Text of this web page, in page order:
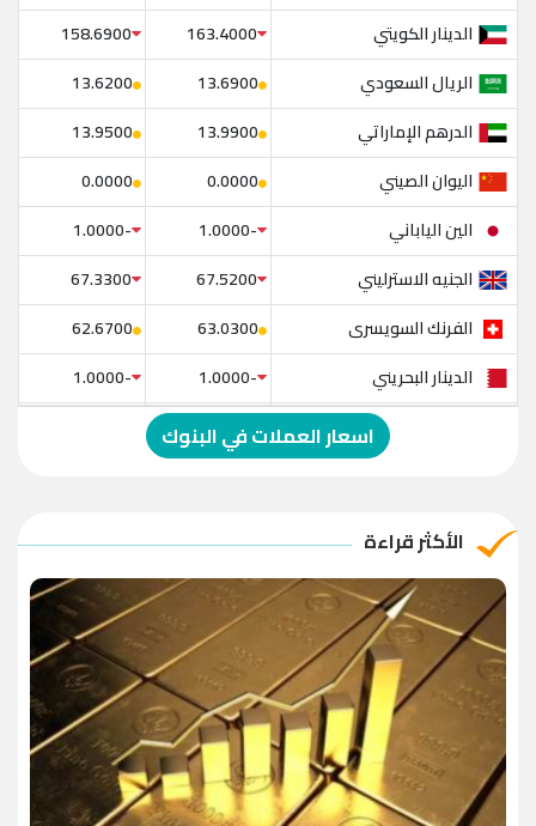
الدينار الكويتي 163.4000
158.6900
الريال السعودي
13.6900
13.6200
الدرهم الإماراتي
13.9900
13.9500
اليوان الصيني
0.0000
0.0000
الين الياباني
-1.0000
-1.0000
الجنيه الاسترليني
67.5200
67.3300
الفرنك السويسرى
63.0300
62.6700
الدينار البحريني
-1.0000
-1.0000
الدولار الإسترالي
-1.0000
الدينار الأردني
-1.0000
-1.0000
اسعار العملات في البنوك
الأكثر قراءة